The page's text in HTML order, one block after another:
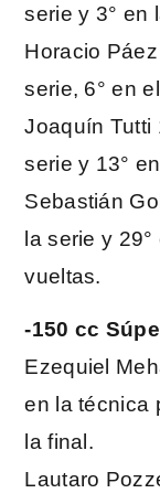
serie y 3° en
Horacio
serie, 6° en
Joaquín Tutti
serie y 13°
Sebastián
la serie y
vueltas.
-150 cc
Ezequiel
en la técnica
la final.
Lautaro